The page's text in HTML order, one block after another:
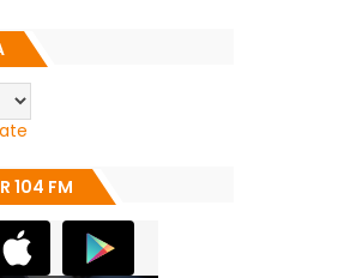
104 FM